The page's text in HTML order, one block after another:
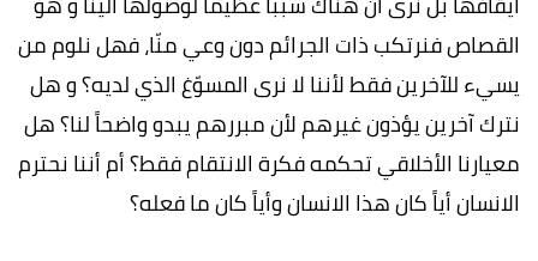
القصاص فنرتكب ذات الجرائم دون وعي منّا، فهل نلوم من
يسيء للآخرين فقط لأننا لا نرى المسوّغ الذي لديه؟ و هل
نترك آخرين يؤذون غيرهم لأن مبررهم يبدو واضحاً لنا؟ هل
معيارنا الأخلاقي تحكمه فكرة الانتقام فقط؟ أم أننا نحترم
الانسان أياً كان هذا الانسان وأياً كان ما فعله؟